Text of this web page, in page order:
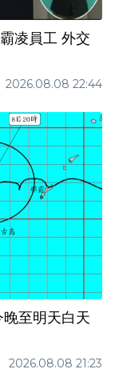
凌員工 外交
2026.08.08 22:44
至明天白天
2026.08.08 21:23